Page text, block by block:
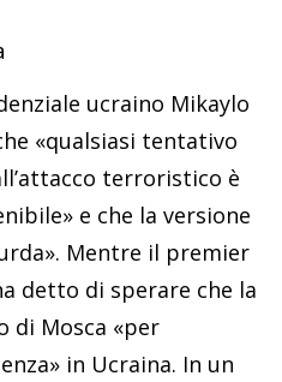
ucraino Mikaylo
«qualsiasi tentativo
terroristico è
e che la versione
Mentre il premier
detto di sperare che la
di Mosca «per
in Ucraina. In un